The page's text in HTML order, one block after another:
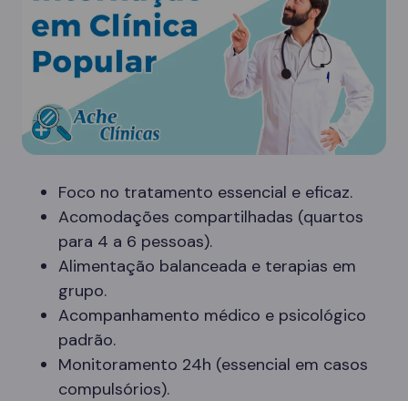
Foco no tratamento essencial e eficaz.
Acomodações compartilhadas (quartos
para 4 a 6 pessoas).
Alimentação balanceada e terapias em
grupo.
Acompanhamento médico e psicológico
padrão.
Monitoramento 24h (essencial em casos
compulsórios).